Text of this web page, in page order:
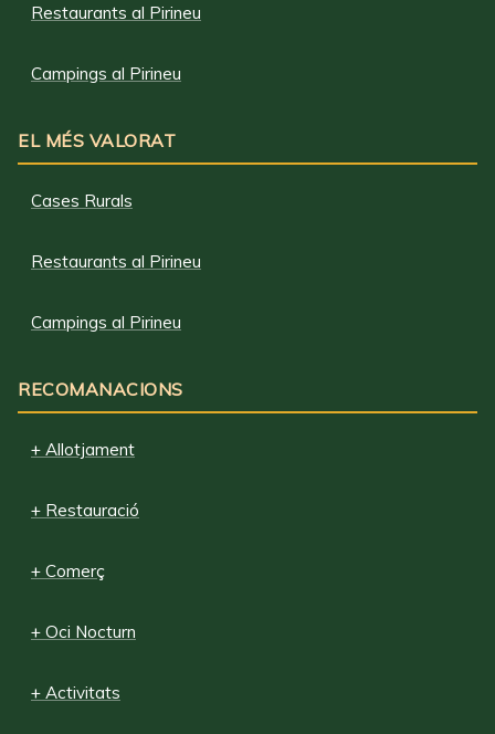
Restaurants al Pirineu
Campings al Pirineu
EL MÉS VALORAT
Cases Rurals
Restaurants al Pirineu
Campings al Pirineu
RECOMANACIONS
+ Allotjament
+ Restauració
+ Comerç
+ Oci Nocturn
+ Activitats